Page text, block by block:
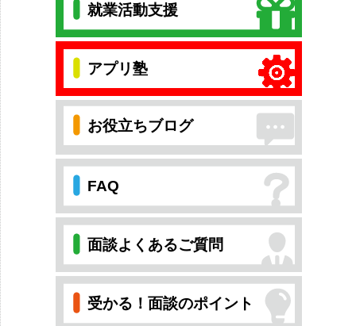
就業活動支援
アプリ塾
お役立ちブログ
FAQ
面談よくあるご質問
受かる！面談のポイント